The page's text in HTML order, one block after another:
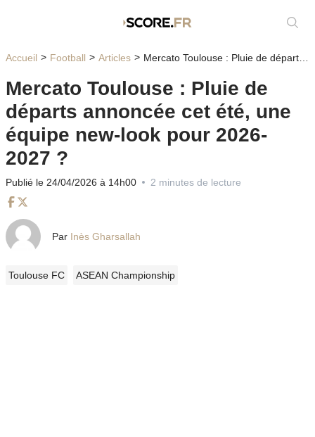
Accueil Football Articles Mercato Toulouse : Pluie de départs annoncée cet été, une équipe new-look pour 2026-2027 ?
Mercato Toulouse : Pluie de
départs annoncée cet été, une
équipe new-look pour 2026-
2027 ?
Publié le 24/04/2026 à 14h00 2 minutes de lecture
Par Inès Gharsallah
Toulouse FC ASEAN Championship